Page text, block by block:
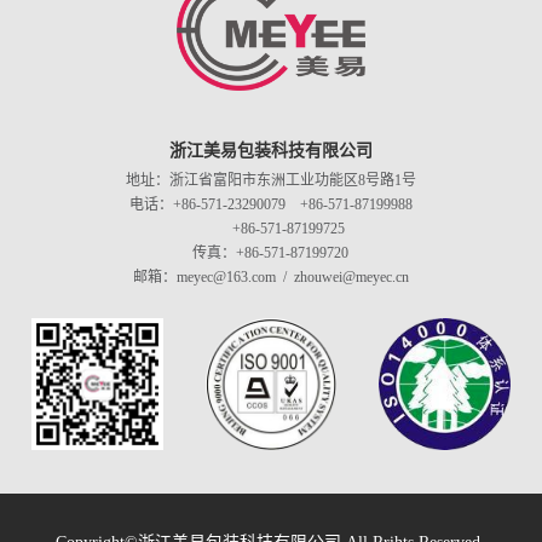
浙江美易包装科技有限公司
地址：浙江省富阳市东洲工业功能区8号路1号
电话：+86-571-23290079 +86-571-87199988
+86-571-87199725
传真：+86-571-87199720
邮箱：meyec@163.com / zhouwei@meyec.cn